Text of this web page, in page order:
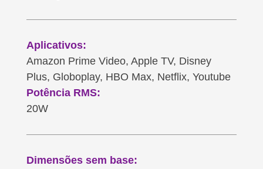
Aplicativos:
Amazon Prime Video, Apple TV, Disney
Plus, Globoplay, HBO Max, Netflix, Youtube
Potência RMS:
20W
Dimensões sem base: